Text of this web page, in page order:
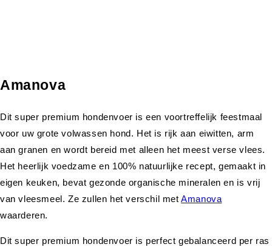
Amanova
Dit super premium hondenvoer is een voortreffelijk feestmaal
voor uw grote volwassen hond. Het is rijk aan eiwitten, arm
aan granen en wordt bereid met alleen het meest verse vlees.
Het heerlijk voedzame en 100% natuurlijke recept, gemaakt in
eigen keuken, bevat gezonde organische mineralen en is vrij
van vleesmeel. Ze zullen het verschil metAmanova
waarderen.
Dit super premium hondenvoer is perfect gebalanceerd per ras